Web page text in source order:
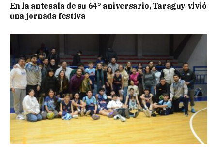
En la antesala de su 64° aniversario, Taraguy vivió
una jornada festiva